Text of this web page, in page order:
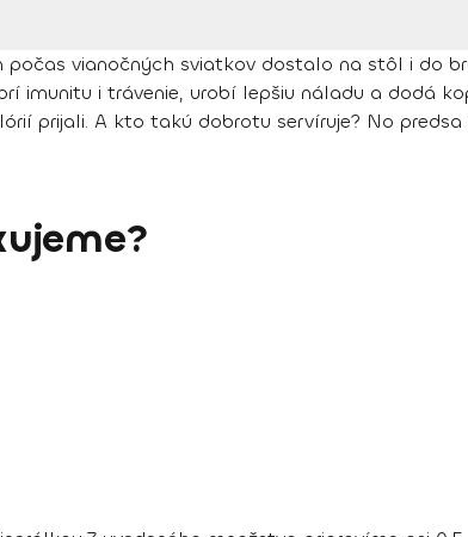
vianočných sviatkov dostalo na stôl i do
imunitu i trávenie, urobí lepšiu náladu a dodá
prijali. A kto takú dobrotu servíruje? No predsa